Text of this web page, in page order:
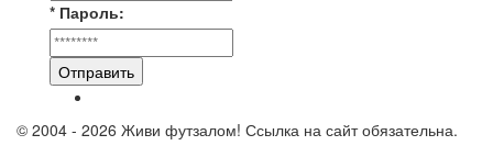
* Пароль:
Отправить
© 2004 - 2026 Живи футзалом! Ссылка на сайт обязательна.